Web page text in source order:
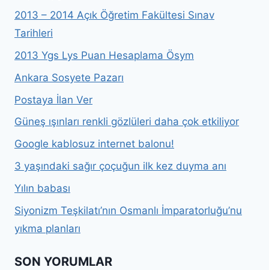
2013 – 2014 Açık Öğretim Fakültesi Sınav
Tarihleri
2013 Ygs Lys Puan Hesaplama Ösym
Ankara Sosyete Pazarı
Postaya İlan Ver
Güneş ışınları renkli gözlüleri daha çok etkiliyor
Google kablosuz internet balonu!
3 yaşındaki sağır çoçuğun ilk kez duyma anı
Yılın babası
Siyonizm Teşkilatı’nın Osmanlı İmparatorluğu’nu
yıkma planları
SON YORUMLAR